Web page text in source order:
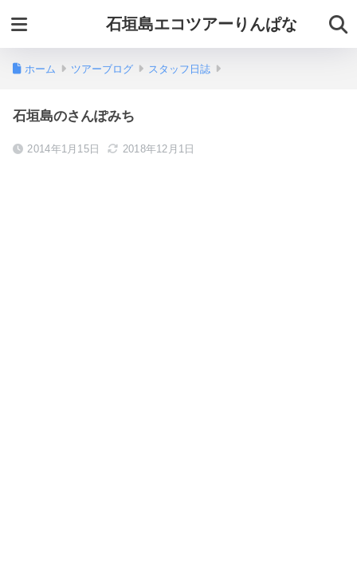
石垣島エコツアーりんぱな
ホーム ツアーブログ スタッフ日誌
石垣島のさんぽみち
2014年1月15日 2018年12月1日